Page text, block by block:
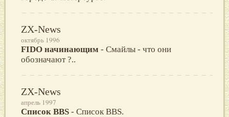
ZX-News
октябрь 1996
FIDO начинающим - Смайлы - что они
обозначают ?..
ZX-News
апрель 1997
Список BBS - Список BBS.